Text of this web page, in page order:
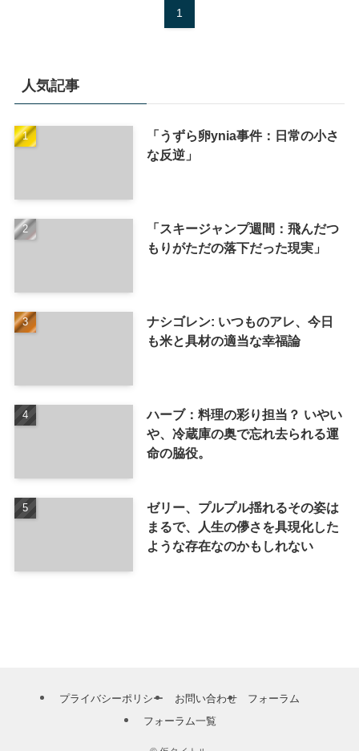
人気記事
「うずら卵ynia事件：日常の小さ
な反逆」
「スキージャンプ週間：飛んだつ
もりがただの落下だった現実」
ナシゴレン: いつものアレ、今日
も米と具材の適当な幸福論
ハーブ：料理の彩り担当？ いやい
や、冷蔵庫の奥で忘れ去られる運
命の脇役。
ゼリー、プルプル揺れるその姿は
まるで、人生の儚さを具現化した
ような存在なのかもしれない
1
プライバシーポリシー お問い合わせ
フォーラム
フォーラム一覧